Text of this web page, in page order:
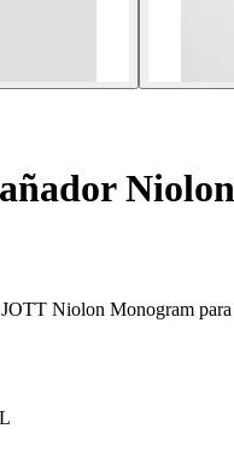
Niolon Monogram